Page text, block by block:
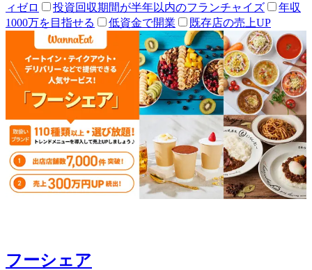
ィゼロ
投資回収期間が半年以内のフランチャイズ
年収
1000万を目指せる
低資金で開業 既存店の売上UP
フーシェア